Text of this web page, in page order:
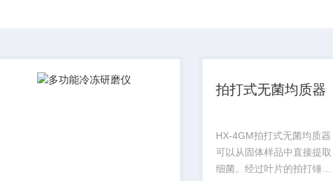
拍打式无菌均质器
HX-4GM拍打式无菌均质器
可以从固体样品中直接提取
细菌。经过叶片的拍打锤击